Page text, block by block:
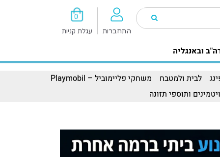
0
עגלת קניות התחברות
ובאנגליה
לבית ולמטבח
משחקי פליימוביל – Playmobil
ויטמינים ותוספי תזונה